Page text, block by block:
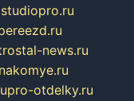
news.ru
pro-otdelky.ru